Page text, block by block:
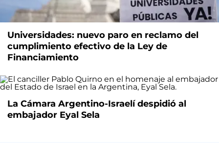
Universidades: nuevo paro en reclamo del
cumplimiento efectivo de la Ley de
Financiamiento
La Cámara Argentino-Israelí despidió al
embajador Eyal Sela